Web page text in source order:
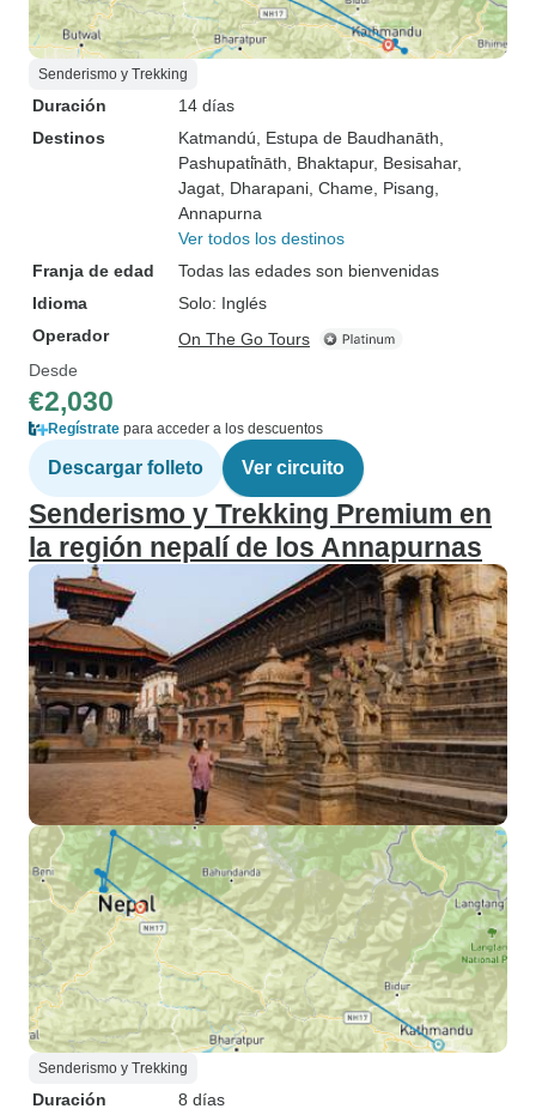
Senderismo y Trekking
Duración
14 días
Destinos
Katmandú , Estupa de Baudhanāth
Pashupati̇̄nāth , Bhaktapur, Besisahar,
Jagat , Dharapani , Chame , Pisang
Annapurna
Ver todos los destinos
Franja de edad
Todas las edades son bienvenidas
Idioma
Solo: Inglés
Operador
On The Go Tours
Desde
€2,030
Regístrate para acceder a los descuentos
Descargar folleto Ver circuito
Senderismo y Trekking Premium en
la región nepalí de los Annapurnas
Senderismo y Trekking
Duración
8 días